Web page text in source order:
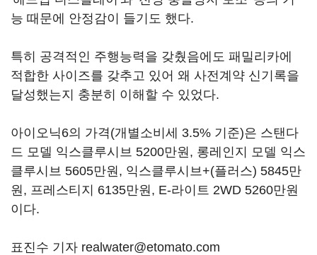
능 때문에 안정감이 들기도 했다.
특히 공격적인 주행능력을 갖췄음에도 패밀리카에
적합한 사이즈를 갖추고 있어 왜 사전계약 신기록을
달성했는지 충분히 이해할 수 있었다.
아이오닉6의 가격(개별소비세 3.5% 기준)은 스탠다
드 모델 익스클루시브 5200만원, 롱레인지 모델 익스
클루시브 5605만원, 익스클루시브+(플러스) 5845만
원, 프레스티지 6135만원, E-라이트 2WD 5260만원
이다.
표진수 기자 realwater@etomato.com